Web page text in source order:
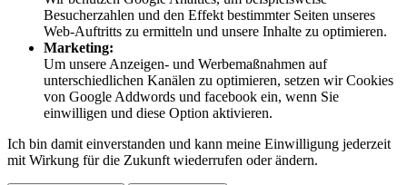
Besucherzahlen und den Effekt bestimmter Seiten unseres
Web-Auftritts zu ermitteln und unsere Inhalte zu optimieren.
Marketing:
Um unsere Anzeigen- und Werbemaßnahmen auf
unterschiedlichen Kanälen zu optimieren, setzen wir Cookies
von Google Addwords und facebook ein, wenn Sie
einwilligen und diese Option aktivieren.
Ich bin damit einverstanden und kann meine Einwilligung jederzeit
mit Wirkung für die Zukunft wiederrufen oder ändern.